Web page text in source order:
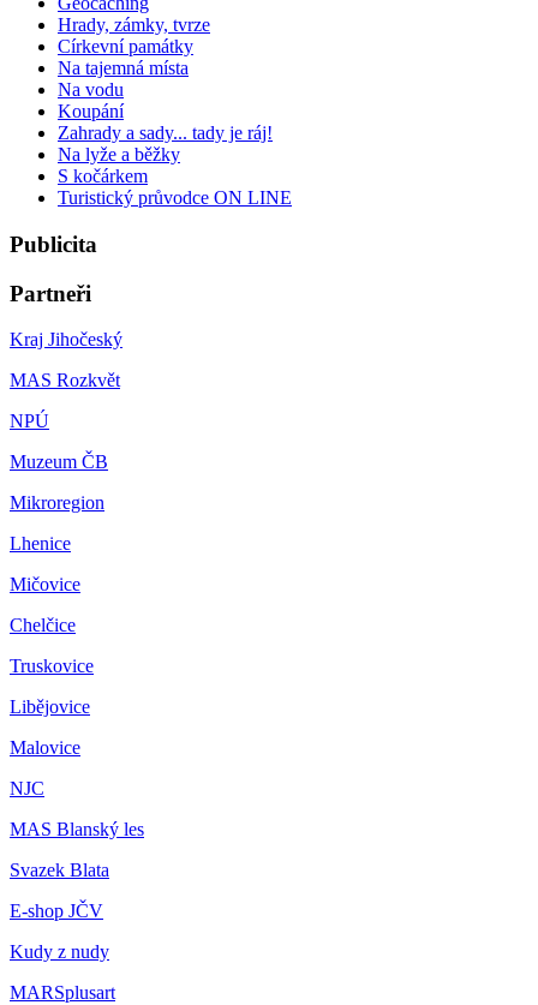
Hrady, zámky, tvrze
Církevní památky
Na tajemná místa
Na vodu
Koupání
Zahrady a sady... tady je ráj!
Na lyže a běžky
S kočárkem
Turistický průvodce ON LINE
Publicita
Partneři
Kraj Jihočeský
MAS Rozkvět
NPÚ
Muzeum ČB
Mikroregion
Lhenice
Mičovice
Chelčice
Truskovice
Libějovice
Malovice
NJC
MAS Blanský les
Svazek Blata
E-shop JČV
Kudy z nudy
MARSplusart